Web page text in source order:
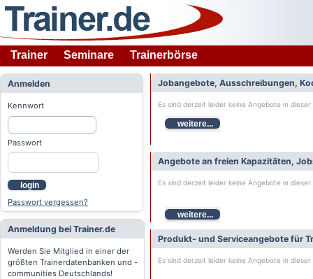
Trainer Seminare Trainerbörse
Anmelden
Kennwort
Passwort
login
Passwort vergessen?
Anmeldung bei Trainer.de
Werden Sie Mitglied in einer der
größten Trainerdatenbanken und -
communities Deutschlands!
Jobangebote, Ausschreibungen,
Es sind derzeit leider keine Angebote in
weitere...
Angebote an freien Kapazitäten,
Es sind derzeit leider keine Angebote in
weitere...
Produkt- und Serviceangebote für
Es sind derzeit leider keine Angebote in